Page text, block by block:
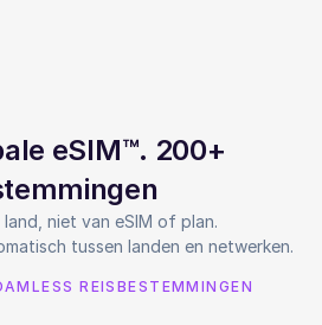
eSIM™. 200+
niet van eSIM of plan.
tussen landen en netwerken.
REISBESTEMMINGEN